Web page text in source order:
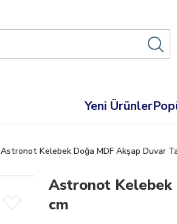
Yeni Ürünler
Astronot Kelebek Doğa MDF Akşap Duvar
Astronot Kelebek
cm